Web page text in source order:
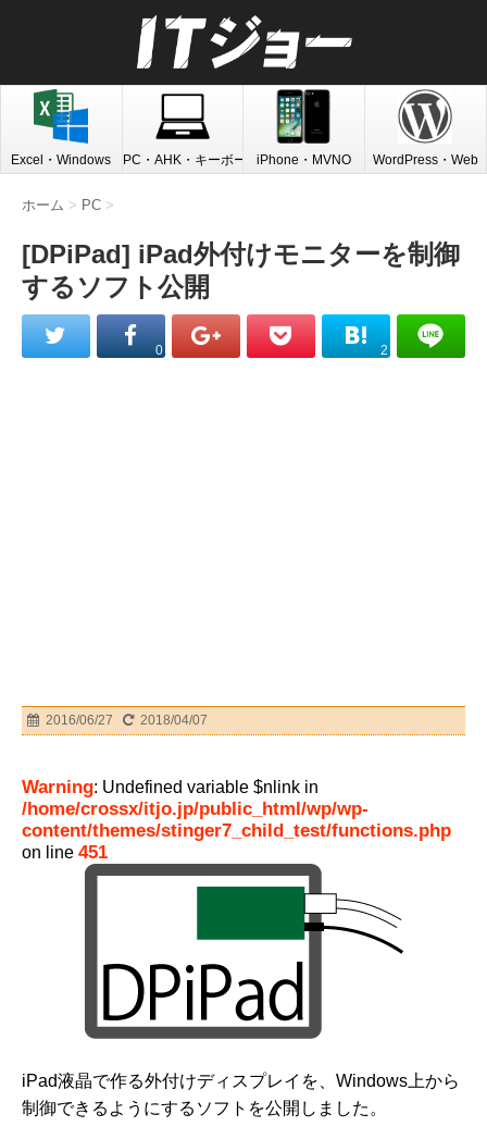
Excel・Windows PC・AHK・キーボードiPhone・MVNO WordPress・Web
ホーム > PC >
[DPiPad] iPad外付けモニターを制御
するソフト公開
0 2
2016/06/27 2018/04/07
Warning: Undefined variable $nlink in
/home/crossx/itjo.jp/public_html/wp/wp-
content/themes/stinger7_child_test/functions.php
on line 451
iPad液晶で作る外付けディスプレイを、Windows上から
制御できるようにするソフトを公開しました。